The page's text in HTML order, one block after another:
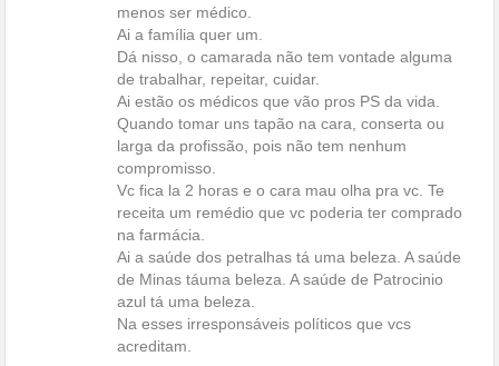
menos ser médico.
Ai a família quer um.
Dá nisso, o camarada não tem vontade alguma
de trabalhar, repeitar, cuidar.
Ai estão os médicos que vão pros PS da vida.
Quando tomar uns tapão na cara, conserta ou
larga da profissão, pois não tem nenhum
compromisso.
Vc fica la 2 horas e o cara mau olha pra vc. Te
receita um remédio que vc poderia ter comprado
na farmácia.
Ai a saúde dos petralhas tá uma beleza. A saúde
de Minas táuma beleza. A saúde de Patrocinio
azul tá uma beleza.
Na esses irresponsáveis políticos que vcs
acreditam.